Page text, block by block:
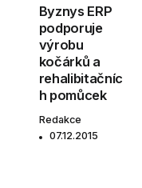
Byznys ERP
podporuje
výrobu
kočárků a
rehalibitačníc
h pomůcek
Redakce
07.12.2015